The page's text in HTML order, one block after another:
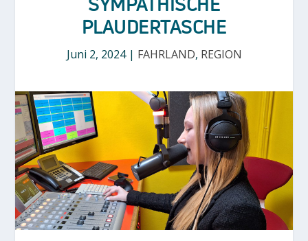
PLAUDERTASCHE
Juni 2, 2024| FAHRLAND, REGION